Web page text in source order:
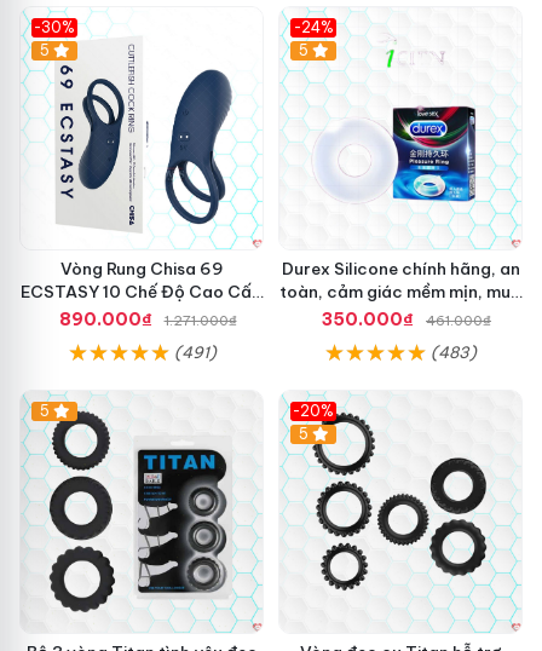
-30%
Hot
5
Vòng Rung Chisa 69
ECSTASY 10 Chế Độ Cao Cấp
Kích Thích
890.000₫ 1.271.000₫
(491)
-24%
5
Durex Silicone chính hãng, an
toàn, cảm giác mềm mịn, mua
ngay
350.000₫ 461.000₫
(483)
5
-20%
Hot
5